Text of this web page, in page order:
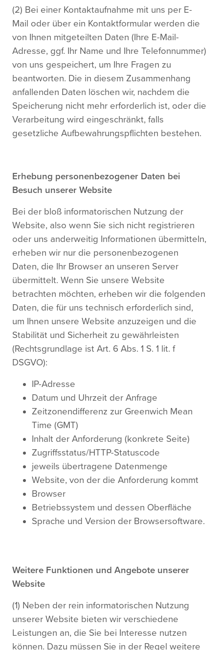
(2) Bei einer Kontaktaufnahme mit uns per E-
Mail oder über ein Kontaktformular werden die
von Ihnen mitgeteilten Daten (Ihre E-Mail-
Adresse, ggf. Ihr Name und Ihre Telefonnummer)
von uns gespeichert, um Ihre Fragen zu
beantworten. Die in diesem Zusammenhang
anfallenden Daten löschen wir, nachdem die
Speicherung nicht mehr erforderlich ist, oder die
Verarbeitung wird eingeschränkt, falls
gesetzliche Aufbewahrungspflichten bestehen.
Erhebung personenbezogener Daten bei
Besuch unserer Website
Bei der bloß informatorischen Nutzung der
Website, also wenn Sie sich nicht registrieren
oder uns anderweitig Informationen übermitteln,
erheben wir nur die personenbezogenen
Daten, die Ihr Browser an unseren Server
übermittelt. Wenn Sie unsere Website
betrachten möchten, erheben wir die folgenden
Daten, die für uns technisch erforderlich sind,
um Ihnen unsere Website anzuzeigen und die
Stabilität und Sicherheit zu gewährleisten
(Rechtsgrundlage ist Art. 6 Abs. 1 S. 1 lit. f
DSGVO):
IP-Adresse
Datum und Uhrzeit der Anfrage
Zeitzonendifferenz zur Greenwich Mean
Time (GMT)
Inhalt der Anforderung (konkrete Seite)
Zugriffsstatus/HTTP-Statuscode
jeweils übertragene Datenmenge
Website, von der die Anforderung kommt
Browser
Betriebssystem und dessen Oberfläche
Sprache und Version der Browsersoftware.
Weitere Funktionen und Angebote unserer
Website
(1) Neben der rein informatorischen Nutzung
unserer Website bieten wir verschiedene
Leistungen an, die Sie bei Interesse nutzen
können. Dazu müssen Sie in der Regel weitere